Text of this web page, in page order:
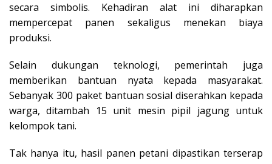
secara simbolis. Kehadiran alat ini diharapkan
mempercepat panen sekaligus menekan biaya
produksi.
Selain dukungan teknologi, pemerintah juga
memberikan bantuan nyata kepada masyarakat.
Sebanyak 300 paket bantuan sosial diserahkan kepada
warga, ditambah 15 unit mesin pipil jagung untuk
kelompok tani.
Tak hanya itu, hasil panen petani dipastikan terserap